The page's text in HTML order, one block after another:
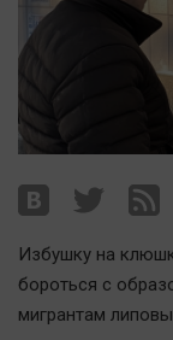
Поиск
Архив
Наша победа
Общество
Политика
Экономика
Происшествия
Здоровье
Культура
Избушку на
бороться с
мигрантам